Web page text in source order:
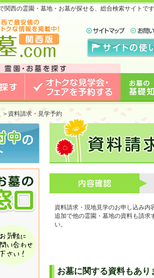
関西の霊園・墓地・お墓が探せる、総合検索サイト
関西版 関西で
を掲載中！
する
＞ 資料請求・見学予約
資料請求・現地見学のお申し込み内
追加で他の霊園・墓地の資料も請求
い。
お墓に関する資料もあり